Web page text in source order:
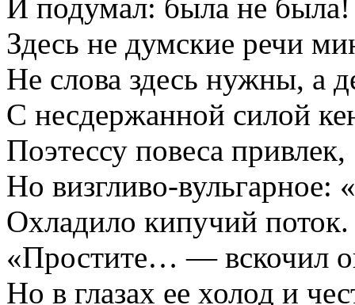
И подумал: была не была!
Здесь не думские речи
Не слова здесь нужны, а
С несдержанной силой
Поэтессу повеса привлек,
Но визгливо-вульгарное:
Охладило кипучий поток.
«Простите… — вскочил
Но в глазах ее холод и